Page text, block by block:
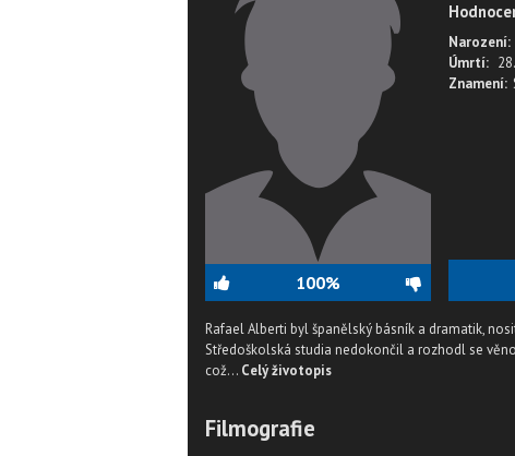
100%
Narození:
Úmrtí:
Znamení:
Rafael Alberti byl španělský básník a dramatik,
Středoškolská studia nedokončil a rozhodl se
což... Celý životopis
Filmografie